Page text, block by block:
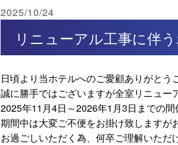
2025/10/24
リニューアル工事に伴
日頃より当ホテルへのご愛顧ありがとう
誠に勝手ではございますが全室リニュー
2025年11月4日～2026年1月3日までの間
期間中は大変ご不便をお掛け致しますが
お過ごしいただく為、何卒ご理解いただ